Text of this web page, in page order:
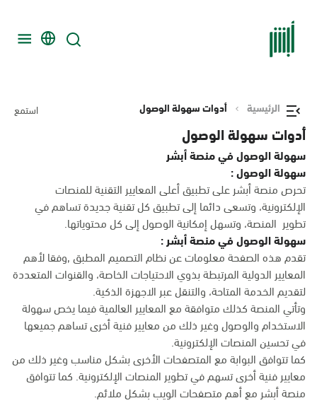
الرئيسية أدوات سهولة الوصول استمع
أدوات سهولة الوصول
سهولة الوصول في منصة أبشر
سهولة الوصول :
تحرص منصة أبشر على تطبيق أعلى المعايير التقنية للمنصات
الإلكترونية، وتسعى دائما إلى تطبيق كل تقنية جديدة تساهم في
تطوير المنصة، وتسهل إمكانية الوصول إلى كل محتوياتها.
سهولة الوصول في منصة أبشر :
تقدم هذه الصفحة معلومات عن نظام التصميم المطبق ,وفقا لأهم
المعايير الدولية المرتبطة بذوي الاحتياجات الخاصة، والقنوات المتعددة
لتقديم الخدمة المتاحة، والتنقل عبر الاجهزة الذكية.
وتأتي المنصة كذلك متوافقة مع المعايير العالمية فيما يخص سهولة
الاستخدام والوصول وغير ذلك من معايير فنية أخرى تساهم جميعها
في تحسين المنصات الإلكترونية.
كما تتوافق البوابة مع المتصفحات الأخرى بشكل مناسب وغير ذلك من
معايير فنية أخرى تسهم في تطوير المنصات الإلكترونية. كما تتوافق
منصة أبشر مع أهم متصفحات الويب بشكل ملائم.